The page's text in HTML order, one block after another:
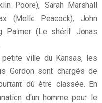
Poore), Sarah Marshall
(Melle Peacock), John
Palmer (Le shérif Jonas
ville du Kansas, les
Gordon sont chargés de
dû être classée. En
d'un homme pour le